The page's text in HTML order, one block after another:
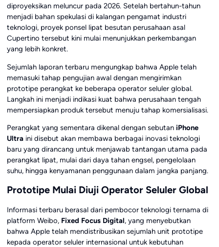
diproyeksikan meluncur pada 2026. Setelah bertahun-tahun
menjadi bahan spekulasi di kalangan pengamat industri
teknologi, proyek ponsel lipat besutan perusahaan asal
Cupertino tersebut kini mulai menunjukkan perkembangan
yang lebih konkret.
Sejumlah laporan terbaru mengungkap bahwa Apple telah
memasuki tahap pengujian awal dengan mengirimkan
prototipe perangkat ke beberapa operator seluler global.
Langkah ini menjadi indikasi kuat bahwa perusahaan tengah
mempersiapkan produk tersebut menuju tahap komersialisasi.
Perangkat yang sementara dikenal dengan sebutan iPhone
Ultraini disebut akan membawa berbagai inovasi teknologi
baru yang dirancang untuk menjawab tantangan utama pada
perangkat lipat, mulai dari daya tahan engsel, pengelolaan
suhu, hingga kenyamanan penggunaan dalam jangka panjang.
Prototipe Mulai Diuji Operator Seluler Global
Informasi terbaru berasal dari pembocor teknologi ternama di
platform Weibo, Fixed Focus Digital, yang menyebutkan
bahwa Apple telah mendistribusikan sejumlah unit prototipe
kepada operator seluler internasional untuk kebutuhan